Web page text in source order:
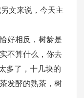
文来说，今天主
好相反，树龄是
不算什么，你去
多了，十几块的
发酵的熟茶，树